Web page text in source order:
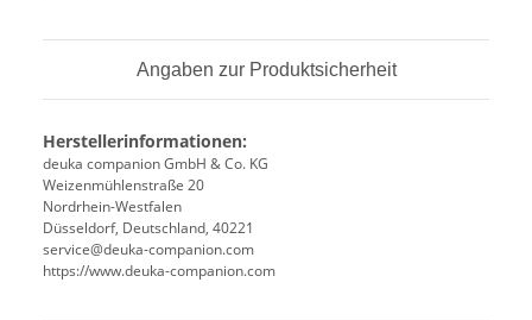
Angaben zur Produktsicherheit
Herstellerinformationen:
deuka companion GmbH & Co. KG
Weizenmühlenstraße 20
Nordrhein-Westfalen
Düsseldorf, Deutschland, 40221
service@deuka-companion.com
https://www.deuka-companion.com